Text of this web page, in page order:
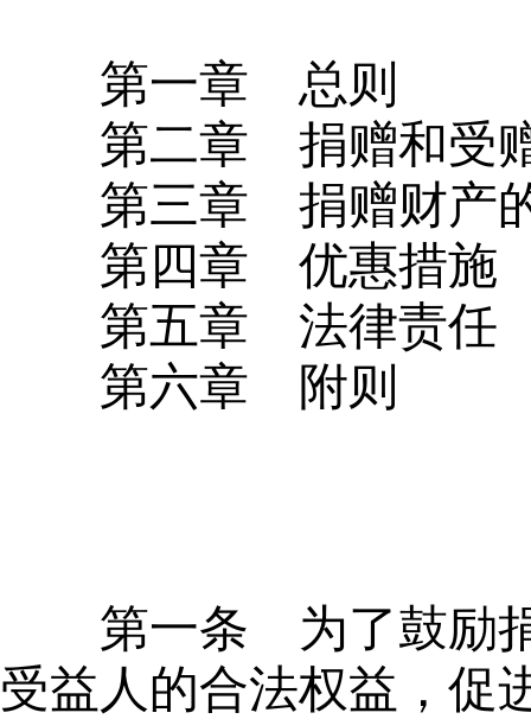
第一章 总则
第二章 捐赠和受
第三章 捐赠财产
第四章 优惠措施
第五章 法律责任
第六章 附则
第一条 为了鼓励
受益人的合法权益，促